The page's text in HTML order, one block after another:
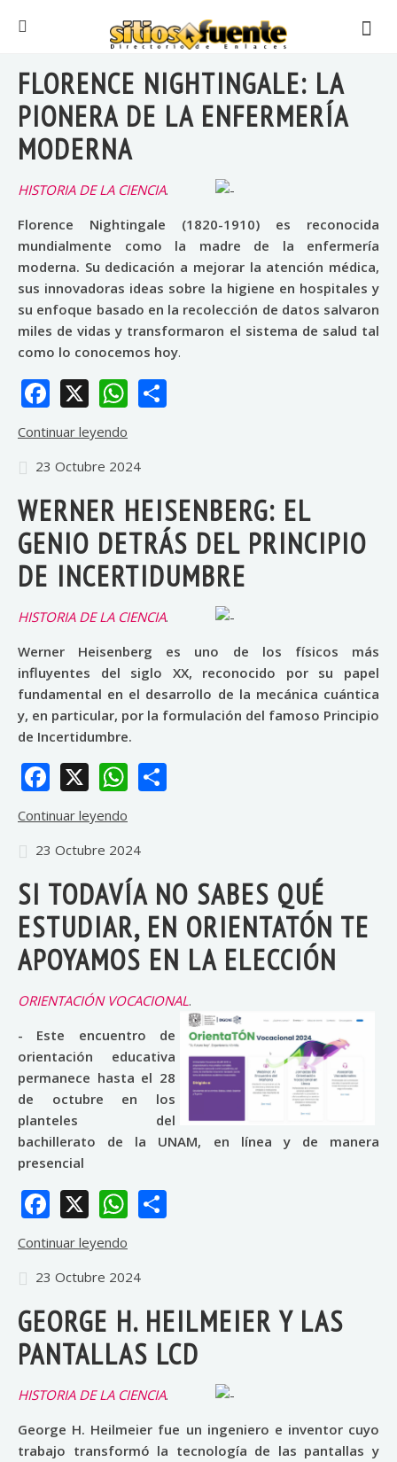
FLORENCE NIGHTINGALE: LA
PIONERA DE LA ENFERMERÍA
MODERNA
HISTORIA DE LA CIENCIA.
Florence Nightingale (1820-1910) es reconocida
mundialmente como la madre de la enfermería
moderna. Su dedicación a mejorar la atención médica,
sus innovadoras ideas sobre la higiene en hospitales y
su enfoque basado en la recolección de datos salvaron
miles de vidas y transformaron el sistema de salud tal
como lo conocemos hoy.
Facebook
X WhatsApp
Continuar leyendo
23 Octubre 2024
WERNER HEISENBERG: EL
GENIO DETRÁS DEL PRINCIPIO
DE INCERTIDUMBRE
HISTORIA DE LA CIENCIA.
Werner Heisenberg es uno de los físicos más
influyentes del siglo XX, reconocido por su papel
fundamental en el desarrollo de la mecánica cuántica
y, en particular, por la formulación del famoso Principio
de Incertidumbre.
Facebook
X WhatsApp
Continuar leyendo
23 Octubre 2024
SI TODAVÍA NO SABES QUÉ
ESTUDIAR, EN ORIENTATÓN TE
APOYAMOS EN LA ELECCIÓN
ORIENTACIÓN VOCACIONAL.
- Este encuentro de
orientación educativa
permanece hasta el 28
de octubre en los
planteles del
bachillerato de la UNAM, en línea y de manera
presencial
Facebook
X WhatsApp
Continuar leyendo
23 Octubre 2024
GEORGE H. HEILMEIER Y LAS
PANTALLAS LCD
HISTORIA DE LA CIENCIA.
George H. Heilmeier fue un ingeniero e inventor cuyo
trabajo transformó la tecnología de las pantallas y